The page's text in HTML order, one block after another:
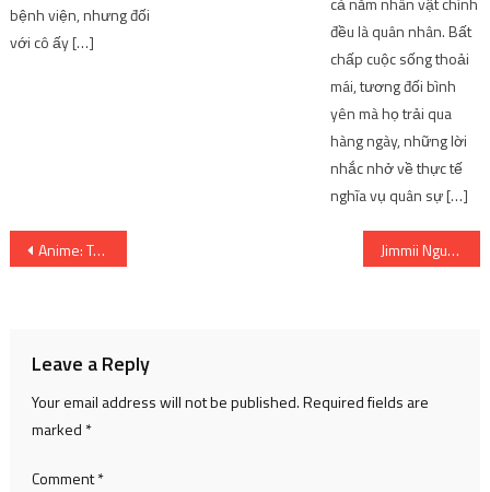
bệnh viện, nhưng đối
với cô ấy […]
đều là quân nhân. Bất
chấp cuộc sống thoải
mái, tương đối bình
yên mà họ trải qua
hàng ngày, những lời
nhắc nhở về thực tế
nghĩa vụ quân sự […]
Post
Anime: Top 3 anime hành động Jimmii Nguyễn tiết lộ lý do trở về Việt Nam sau sự kiện mất người thân
Leave a Reply
Your email address will not be published.Required fields are
marked *
Comment*